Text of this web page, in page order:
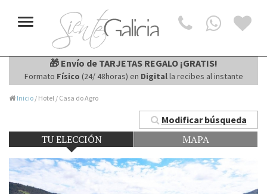
Toggle
navigation
🎁 Envío de TARJETAS REGALO ¡GRATIS!
Formato Físico (24/ 48horas) en Digitalla recibes al instante
Inicio / Hotel / Casa do Agro
Modificar búsqueda
TU ELECCIÓN MAPA